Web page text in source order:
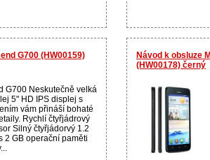
G700 (HW00159)
G700 Neskutečně velká
5" HD IPS displej s
vám přináší bohaté
Rychlí čtyřjádrový
Silný čtyřjádorvý 1.2
2 GB operační paměti
Návod k obsluze
(HW00178) černý